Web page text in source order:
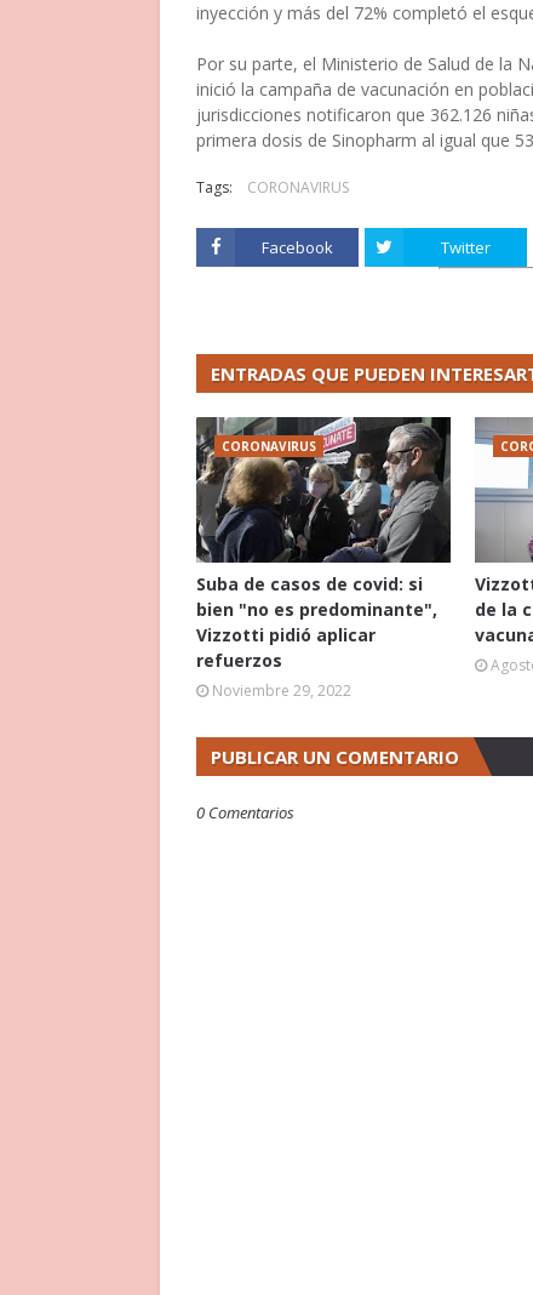
inyección y más del 72% completó el
Por su parte, el Ministerio de Salud de la
inició la campaña de vacunación en
jurisdicciones notificaron que 362.126
primera dosis de Sinopharm al igual que
Tags: CORONAVIRUS
Facebook Twitter
ENTRADAS QUE PUEDEN
CORONAVIRUS
Suba de casos de covid: si
bien "no es predominante",
Vizzotti pidió aplicar
refuerzos
Noviembre 29, 2022
de la
PUBLICAR UN COMENTARIO
0 Comentarios